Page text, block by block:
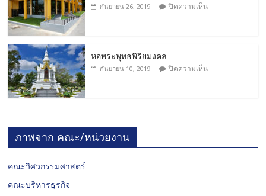
กันยายน 26, 2019 ปิดความเห็น
หอพระพุทธพิริยมงคล
กันยายน 10, 2019 ปิดความเห็น
ภาพจาก คณะ/หน่วยงาน
คณะวิศวกรรมศาสตร์
คณะบริหารธุรกิจ